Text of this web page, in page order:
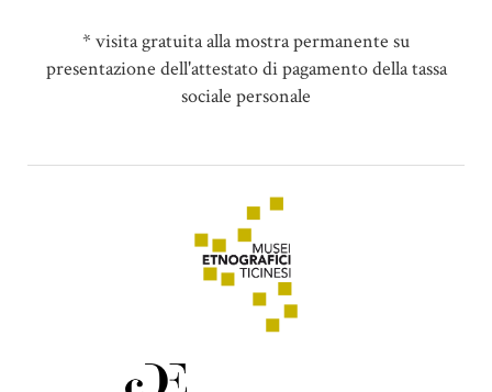
* visita gratuita alla mostra permanente su
presentazione dell'attestato di pagamento della tassa
sociale personale